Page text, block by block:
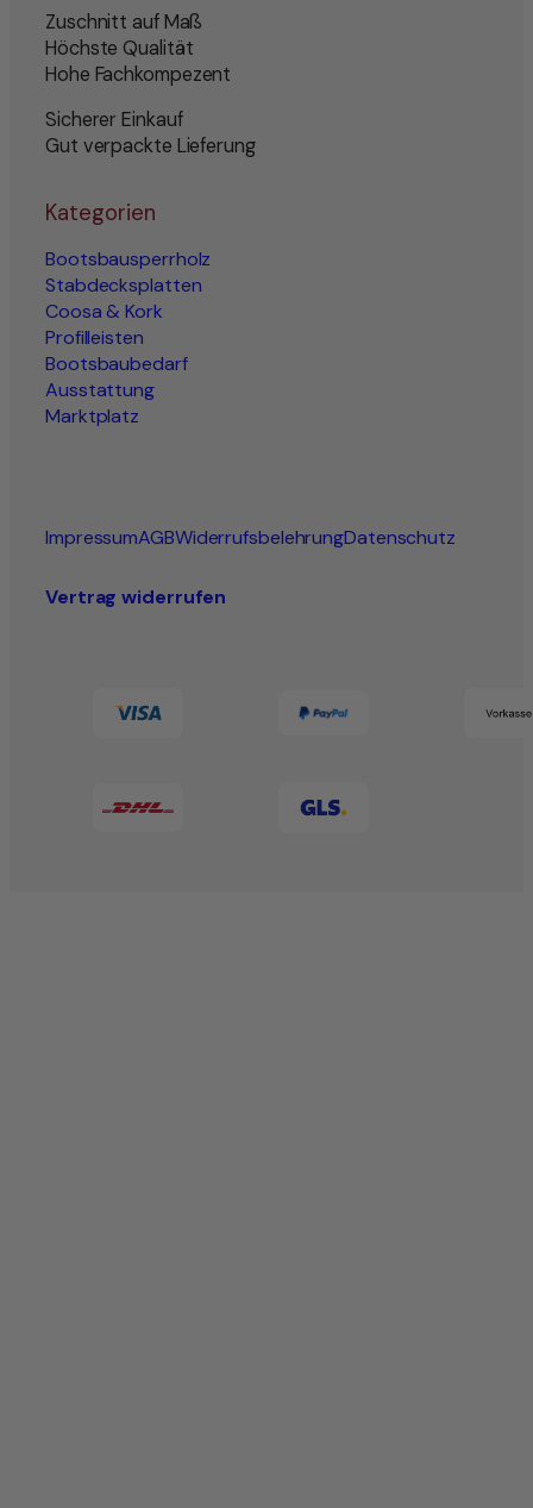
Zuschnitt auf Maß
Höchste Qualität
Hohe Fachkompezent
Sicherer Einkauf
Gut verpackte Lieferung
Kategorien
Bootsbausperrholz
Stabdecksplatten
Coosa & Kork
Profilleisten
Bootsbaubedarf
Ausstattung
Marktplatz
ImpressumAGBWiderrufsbelehrungDatenschutz
Vertrag widerrufen